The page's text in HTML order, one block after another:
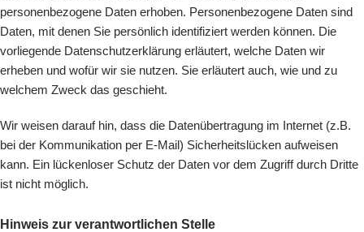
personenbezogene Daten erhoben. Personenbezogene Daten sind
Daten, mit denen Sie persönlich identifiziert werden können. Die
vorliegende Datenschutzerklärung erläutert, welche Daten wir
erheben und wofür wir sie nutzen. Sie erläutert auch, wie und zu
welchem Zweck das geschieht.
Wir weisen darauf hin, dass die Datenübertragung im Internet (z.B.
bei der Kommunikation per E-Mail) Sicherheitslücken aufweisen
kann. Ein lückenloser Schutz der Daten vor dem Zugriff durch Dritte
ist nicht möglich.
Hinweis zur verantwortlichen Stelle